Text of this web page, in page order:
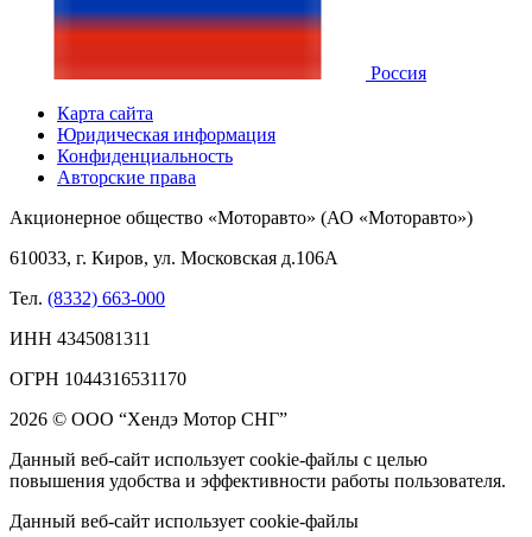
Россия
Карта сайта
Юридическая информация
Конфиденциальность
Авторские права
Акционерное общество «Моторавто» (АО «Моторавто»)
610033, г. Киров, ул. Московская д.106А
Тел. (8332) 663-000
ИНН 4345081311
ОГРН 1044316531170
2026 © ООО “Хендэ Мотор СНГ”
Данный веб-сайт использует cookie-файлы с целью
повышения удобства и эффективности работы пользователя.
Данный веб-сайт использует cookie-файлы